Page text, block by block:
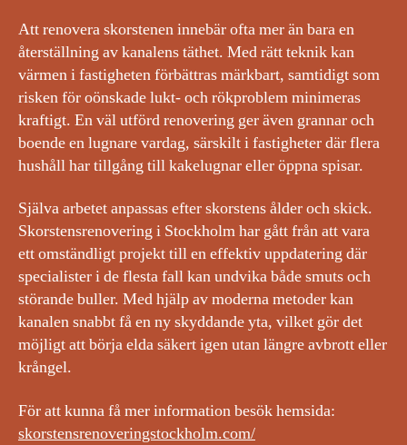
Att renovera skorstenen innebär ofta mer än bara en
återställning av kanalens täthet. Med rätt teknik kan
värmen i fastigheten förbättras märkbart, samtidigt som
risken för oönskade lukt- och rökproblem minimeras
kraftigt. En väl utförd renovering ger även grannar och
boende en lugnare vardag, särskilt i fastigheter där flera
hushåll har tillgång till kakelugnar eller öppna spisar.
Själva arbetet anpassas efter skorstens ålder och skick.
Skorstensrenovering i Stockholm har gått från att vara
ett omständligt projekt till en effektiv uppdatering där
specialister i de flesta fall kan undvika både smuts och
störande buller. Med hjälp av moderna metoder kan
kanalen snabbt få en ny skyddande yta, vilket gör det
möjligt att börja elda säkert igen utan längre avbrott eller
krångel.
För att kunna få mer information besök hemsida:
skorstensrenoveringstockholm.com/